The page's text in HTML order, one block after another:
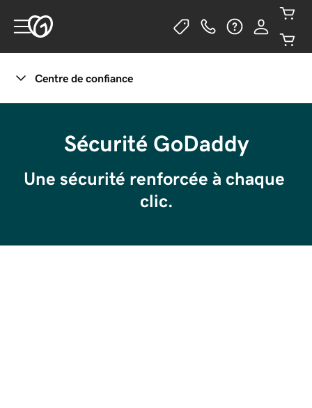
Centre de confiance
Sécurité GoDaddy
Une sécurité renforcée à chaque
clic.